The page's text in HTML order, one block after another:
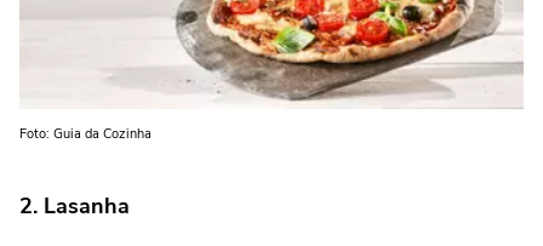
Foto: Guia da Cozinha
2. Lasanha